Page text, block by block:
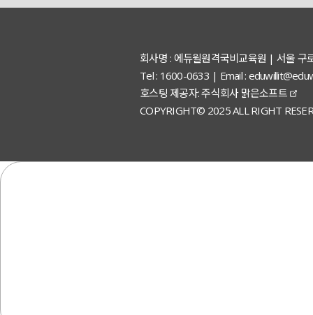
회사명 : 에듀윌원격국비교육원 | 서울
Tel : 1600-0633 | Email :
호스팅 제공자: 주식회사 맑은소프트
COPYRIGHT© 2025 ALL RIGHT